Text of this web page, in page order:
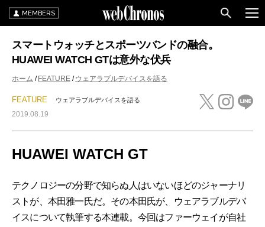
MEMBERS
スマートウォッチとスポーツバンドの融合。
HUAWEI WATCH GTは意外な伏兵
ホーム FEATURE ウェアラブルデバイスを語る
FEATURE ウェアラブルデバイスを語る
2019.08.19
HUAWEI WATCH GT
テクノロジーの分野で知らぬ人はいないほどのジャーナリ
ストが、本田雅一氏だ。その本田氏が、ウェアラブルデバ
イスについて執筆する本連載。今回はファーウェイが自社